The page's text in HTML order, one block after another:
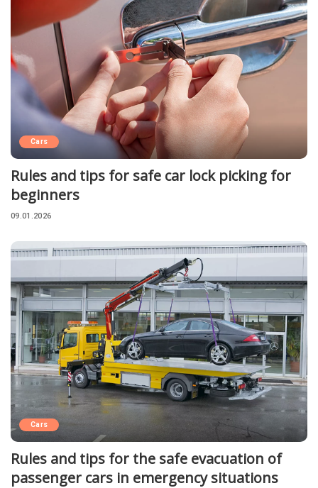
Cars
Rules and tips for safe car lock picking for
beginners
09.01.2026
Cars
Rules and tips for the safe evacuation of
passenger cars in emergency situations